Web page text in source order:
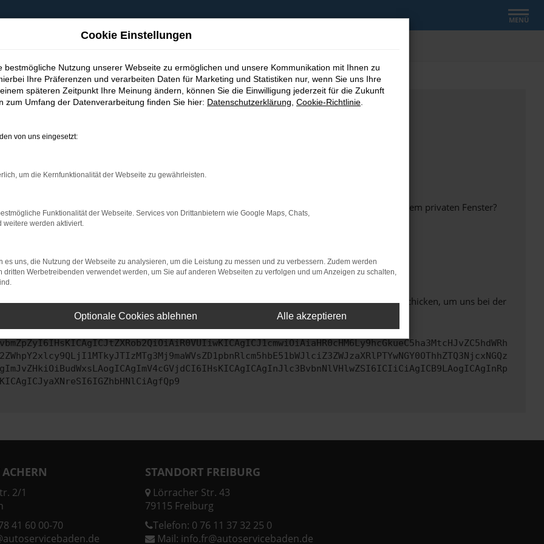
MENÜ
bestimmter Seiten verhindern. Funktioniert die Seite in einem anderen Browser oder in einem privaten Fenster?
beheben.
auf dem neuesten Stand sind.
kann auch dazu führen, dass bestimmte Funktionen nicht mehr unterstützt werden.
uns bitte. Wir werden versuchen, das Problem zu beheben. Du kannst uns diesen Text schicken, um uns bei der
2/1
41 60 00-70
STANDORT FREIBURG
Lörracher Str. 43
79115 Freiburg
Telefon: 0 76 11 37 32 25 0
Mail: info.fr@autoservicebaden.de
Cookie Einstellungen
bestmögliche Nutzung unserer Webseite zu ermöglichen und unsere Kommunikation mit Ihnen zu
Ihre Präferenzen und verarbeiten Daten für Marketing und Statistiken nur, wenn Sie uns Ihre
späteren Zeitpunkt Ihre Meinung ändern, können Sie die Einwilligung jederzeit für die Zukunft
zum Umfang der Datenverarbeitung finden Sie hier: Datenschutzerklärung Cookie-Richtlinie
von uns eingesetzt:
um die Kernfunktionalität der Webseite zu gewährleisten.
Funktionalität der Webseite. Services von Drittanbietern wie Google Maps, Chats,
weitere werden aktiviert.
es uns, die Nutzung der Webseite zu analysieren, um die Leistung zu messen und zu verbessern. Zudem werden
dritten Werbetreibenden verwendet werden, um Sie auf anderen Webseiten zu verfolgen und um Anzeigen zu schalten,
Optionale Cookies ablehnen Alle akzeptieren